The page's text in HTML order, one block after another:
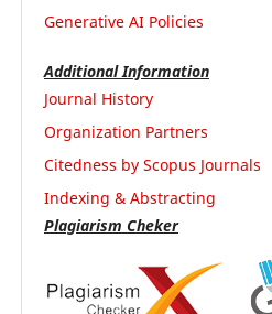
Generative AI Policies
Additional Information
Journal History
Organization Partners
Citedness by Scopus Journals
Indexing & Abstracting
Plagiarism Cheker